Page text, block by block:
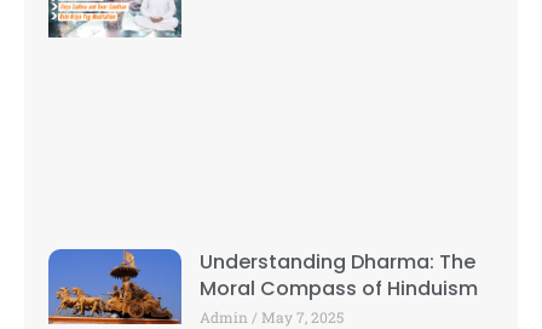
Understanding Dharma: The
Moral Compass of Hinduism
Admin May 7, 2025